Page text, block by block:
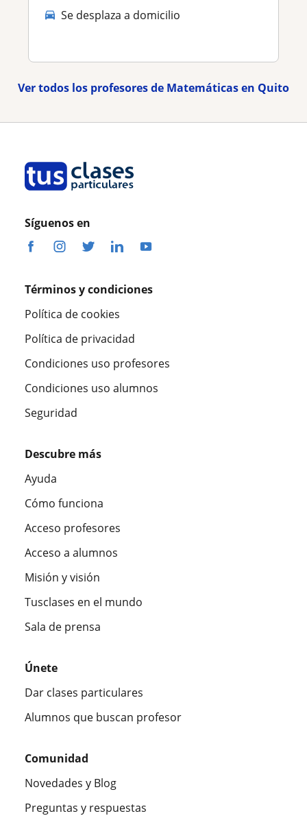
Se desplaza a domicilio
Ver todos los profesores de Matemáticas en Quito
Síguenos en
Términos y condiciones
Política de cookies
Política de privacidad
Condiciones uso profesores
Condiciones uso alumnos
Seguridad
Descubre más
Ayuda
Cómo funciona
Acceso profesores
Acceso a alumnos
Misión y visión
Tusclases en el mundo
Sala de prensa
Únete
Dar clases particulares
Alumnos que buscan profesor
Comunidad
Novedades y Blog
Preguntas y respuestas